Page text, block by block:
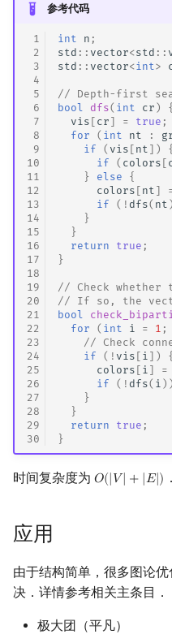
参考代码
1
2
3
4
5
6
7
8
9
10
11
12
13
14
15
16
17
18
19
20
21
22
23
24
25
26
27
28
29
30
int n ;
std :: vector<std ::
std :: vector<int >
// Depth-first
bool
dfs( int cr )
{
vis [ cr ] = true ;
for
( int nt :
if
( vis [ nt ])
{
if
( colors [
}
else
{
colors [ nt ]
if
( ! dfs( nt
}
}
return
true ;
}
// Check
// If so, the
bool
for
( int i = 1 ;
// Check
if
( ! vis [ i ])
{
colors [ i ] =
if
( ! dfs( i ))
}
}
return
true ;
}
时间复杂度为 𝑂(|𝑉| + |𝐸|)
O(| V| +|E |) ．
应用
由于结构简单，很多图论
决．详情参考相关主条目．
极大团（平凡）